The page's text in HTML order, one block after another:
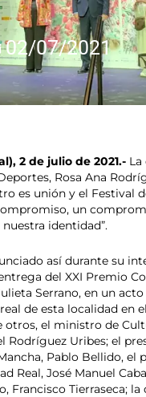
02/07/2021
2 de julio de 2021.- La
Rosa Ana
es unión y el Festival
un
identidad”.
así durante su
del XXI Premio
Serrano, en un
de esta localidad en
otros, el ministro de
Rodríguez Uribes; el
Pablo Bellido, el
Real, José Manuel
Francisco Tierraseca; la